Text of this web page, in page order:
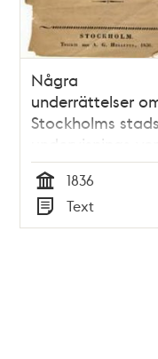
Några
underrättelser
Stockholms stads
undervisnings-
Tid
1836
Typ
Text